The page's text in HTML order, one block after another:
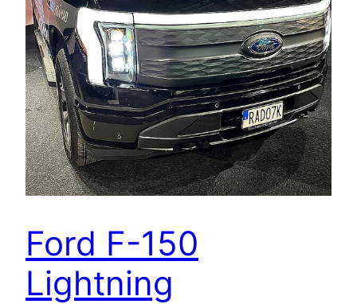
Ford F-150
Lightning